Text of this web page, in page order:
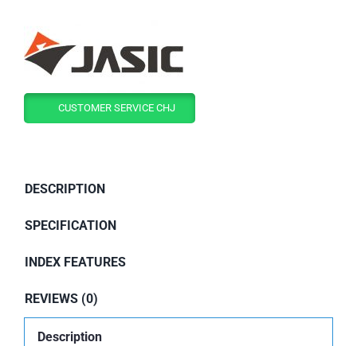
CUSTOMER SERVICE CHJ
DESCRIPTION
SPECIFICATION
INDEX FEATURES
REVIEWS (0)
Description